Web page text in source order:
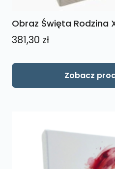
Obraz Święta Rodzina
381,30 zł
Zobacz